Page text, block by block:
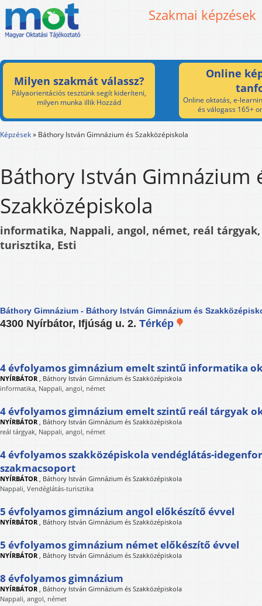
Szakmai képzések
Milyen szakmát válassz?
Pályaorientációs tesztünk segít kideríteni,
milyen munka illik Hozzád
Online
Online oktatás, e-
és válogass 165+
Képzések» Báthory István Gimnázium és Szakközépiskola
Báthory István Gimnázium
Szakközépiskola
informatika, Nappali, angol, német, reál tárgyak,
turisztika, Esti
Báthory Gimnázium - Báthory István Gimnázium és
4300 Nyírbátor, Ifjúság u. 2. Térkép
4 évfolyamos gimnázium emelt szintű informatika
NYÍRBÁTOR
Báthory István Gimnázium és Szakközépiskola
informatika, Nappali, angol, német
4 évfolyamos gimnázium emelt szintű reál tárgyak
NYÍRBÁTOR
Báthory István Gimnázium és Szakközépiskola
reál tárgyak, Nappali, angol, német
4 évfolyamos szakközépiskola vendéglátás-
szakmacsoport
NYÍRBÁTOR
Báthory István Gimnázium és Szakközépiskola
Nappali, Vendéglátás-turisztika
5 évfolyamos gimnázium angol előkészítő évvel
NYÍRBÁTOR Báthory István Gimnázium és Szakközépiskola
5 évfolyamos gimnázium német előkészítő évvel
NYÍRBÁTOR Báthory István Gimnázium és Szakközépiskola
8 évfolyamos gimnázium
NYÍRBÁTOR
Báthory István Gimnázium és Szakközépiskola
Nappali, angol, német